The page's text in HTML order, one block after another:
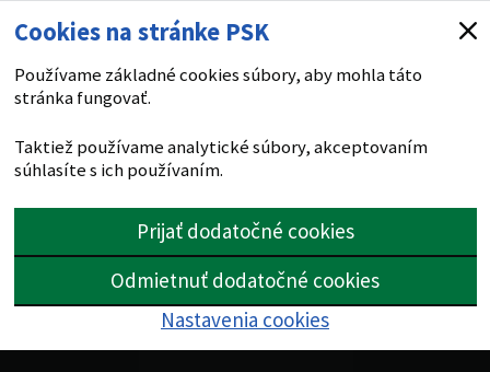
Cookies na stránke PSK
Používame základné cookies súbory, aby mohla táto
stránka fungovať.
Taktiež používame analytické súbory, akceptovaním
súhlasíte s ich používaním.
Prijať dodatočné cookies
Odmietnuť dodatočné cookies
Nastavenia cookies